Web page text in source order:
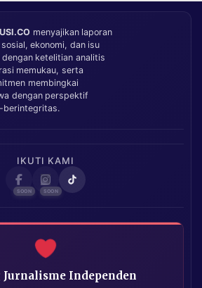
menyajikan laporan
ekonomi, dan isu
dengan ketelitian analitis
memukau, serta
membingkai
dengan perspektif
berintegritas.
IKUTI KAMI
Jurnalisme Independen